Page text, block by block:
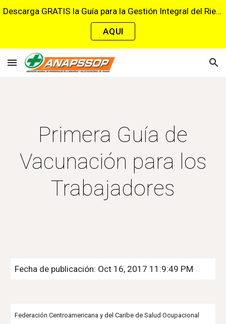
Skip to main content Skip to navigation
Descarga GRATIS la Guía para la Gestión Integral del Riesgo Cardiovascular en el Trabajo
AQUI
Primera Guía de
Vacunación para los
Trabajadores
Fecha de publicación: Oct 16, 2017 11:9:49 PM
Federación Centroamericana y del Caribe de Salud Ocupacional